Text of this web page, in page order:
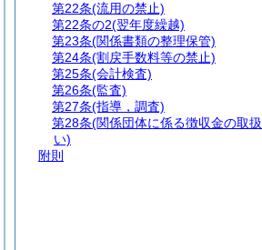
第22条(流用の禁止)
第22条の2(翌年度繰越)
第23条(関係書類の整理保管)
第24条(割戻手数料等の禁止)
第25条(会計検査)
第26条(監査)
第27条(指導，調査)
第28条(関係団体に係る徴収金の取扱
い)
附則